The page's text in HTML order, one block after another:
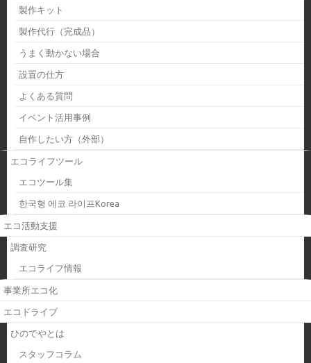
製作キット
製作代行（完成品）
うまく動かない場合
設置の仕方
よくある質問
イベント活用事例
自作したい方（外部）
エコライフツール
エコツール集
한국형 에코 라이프Korea
エコ活動支援
調査研究
エコライフ情報
事業所エコ化
エコドライブ
ひのでやとは
スタッフコラム